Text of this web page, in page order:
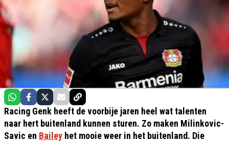
Racing Genk heeft de voorbije jaren heel wat talenten
naar hert buitenland kunnen sturen. Zo maken Milinkovic-
Savic en Bailey het mooie weer in het buitenland. Die